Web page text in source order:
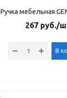
Ручка мебельная
267 руб./
В